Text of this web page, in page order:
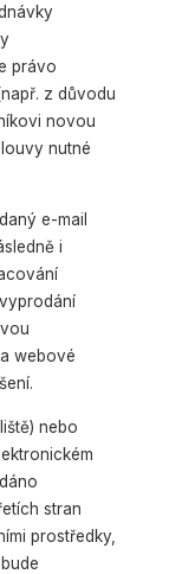
právo
z důvodu
novou
nutné
e-mail
i
webové
nebo
stran
prostředky,